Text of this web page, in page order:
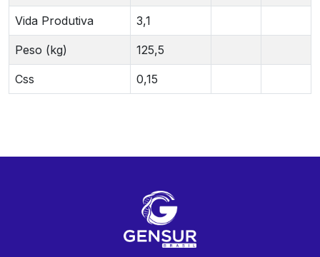
Vida Produtiva 3,1
Peso (kg) 125,5
Css 0,15